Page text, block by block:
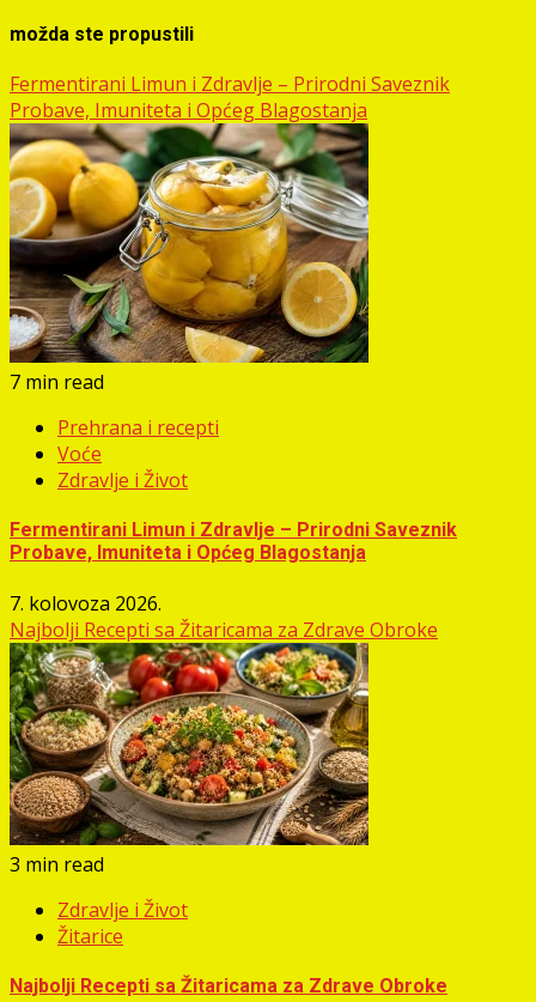
možda ste propustili
Fermentirani Limun i Zdravlje – Prirodni Saveznik
Probave, Imuniteta i Općeg Blagostanja
7 min read
Prehrana i recepti
Voće
Zdravlje i Život
Fermentirani Limun i Zdravlje – Prirodni Saveznik
Probave, Imuniteta i Općeg Blagostanja
7. kolovoza 2026.
Najbolji Recepti sa Žitaricama za Zdrave Obroke
3 min read
Zdravlje i Život
Žitarice
Najbolji Recepti sa Žitaricama za Zdrave Obroke